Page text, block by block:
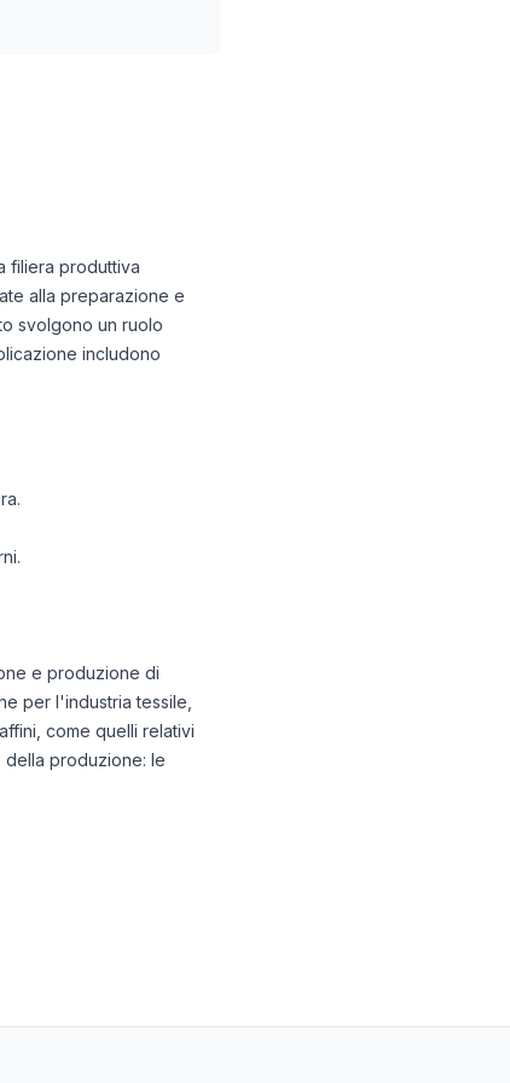
filiera produttiva
alla preparazione e
svolgono un ruolo
includono
e produzione di
per l'industria tessile,
come quelli relativi
produzione: le